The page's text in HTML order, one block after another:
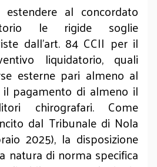
al concordato
le rigide soglie
dall’art. 84 CCII per il
liquidatorio, quali
esterne pari almeno al
il pagamento di almeno il
chirografari. Come
dal Tribunale di Nola
2025), la disposizione
natura di norma specifica